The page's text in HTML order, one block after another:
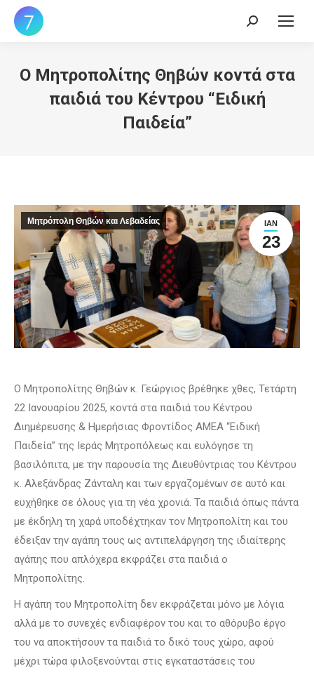
Search:
Ο Μητροπολίτης Θηβών κοντά στα
παιδιά του Κέντρου “Ειδική
Παιδεία”
ΙΑΝ
23
Μητρόπολη Θηβών και Λεβαδείας
Ο Μητροπολίτης Θηβών κ. Γεώργιος βρέθηκε χθες, Τετάρτη
22 Ιανουαρίου 2025, κοντά στα παιδιά του Κέντρου
Διημέρευσης & Ημερήσιας Φροντίδος ΑΜΕΑ “Ειδική
Παιδεία” της Ιεράς Μητροπόλεως και ευλόγησε τη
βασιλόπιτα, με την παρουσία της Διευθύντριας του Κέντρου
κ. Αλεξάνδρας Ζάνταλη και των εργαζομένων σε αυτό και
ευχήθηκε σε όλους για τη νέα χρονιά. Τα παιδιά όπως πάντα
με έκδηλη τη χαρά υποδέχτηκαν τον Μητροπολίτη και του
έδειξαν την αγάπη τους ως αντιπελάργηση της ιδιαίτερης
αγάπης που απλόχερα εκφράζει στα παιδιά ο
Μητροπολίτης.
Η αγάπη του Μητροπολίτη δεν εκφράζεται μόνο με λόγια
αλλά με το συνεχές ενδιαφέρον του και το αθόρυβο έργο
του να αποκτήσουν τα παιδιά το δικό τους χώρο, αφού
μέχρι τώρα φιλοξενούνται στις εγκαταστάσεις του